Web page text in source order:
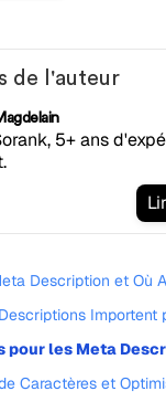
de l'auteur
5+ ans
Description et Où
Importent
pour les Meta
Caractères et